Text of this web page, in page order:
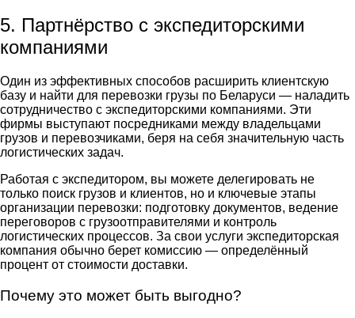
5. Партнёрство с экспедиторскими
компаниями
Один из эффективных способов расширить клиентскую
базу и найти для перевозки грузы по Беларуси — наладить
сотрудничество с экспедиторскими компаниями. Эти
фирмы выступают посредниками между владельцами
грузов и перевозчиками, беря на себя значительную часть
логистических задач.
Работая с экспедитором, вы можете делегировать не
только поиск грузов и клиентов, но и ключевые этапы
организации перевозки: подготовку документов, ведение
переговоров с грузоотправителями и контроль
логистических процессов. За свои услуги экспедиторская
компания обычно берет комиссию — определённый
процент от стоимости доставки.
Почему это может быть выгодно?